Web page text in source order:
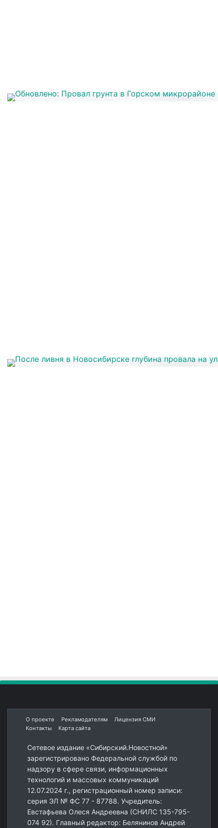
О проекте Рекламодателям
Лицензия СМИ
Контакты
Карта сайта
Сетевое издание «Сибирский.Новостной»
зарегистрировано Федеральной службой по
надзору в сфере связи, информационных
технологий и массовых коммуникаций
12.07.2024 г., регистрационный номер записи:
серия ЭЛ № ФС 77 - 87788. Учредитель:
Евстафьева Олеся Андреевна (СНИЛС 135-795-
074 92). Главный редактор: Белянинов Андрей